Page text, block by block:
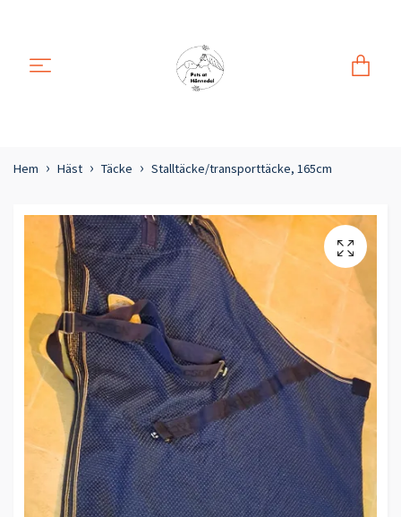
Hem Häst Täcke Stalltäcke/transporttäcke, 165cm